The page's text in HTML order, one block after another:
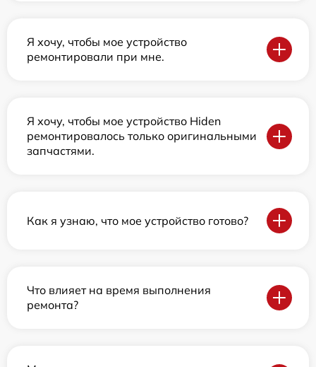
Я хочу, чтобы мое устройство
ремонтировали при мне.
Я хочу, чтобы мое устройство Hiden
ремонтировалось только оригинальными
запчастями.
Как я узнаю, что мое устройство готово?
Что влияет на время выполнения
ремонта?